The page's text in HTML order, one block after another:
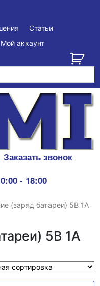
Статьи
Мой аккаунт
Заказать звонок
- 18:00
(заряд батареи) 5В 1А
5В 1А